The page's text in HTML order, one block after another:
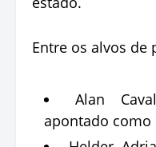
Entre os alvos de
Alan
apontado como